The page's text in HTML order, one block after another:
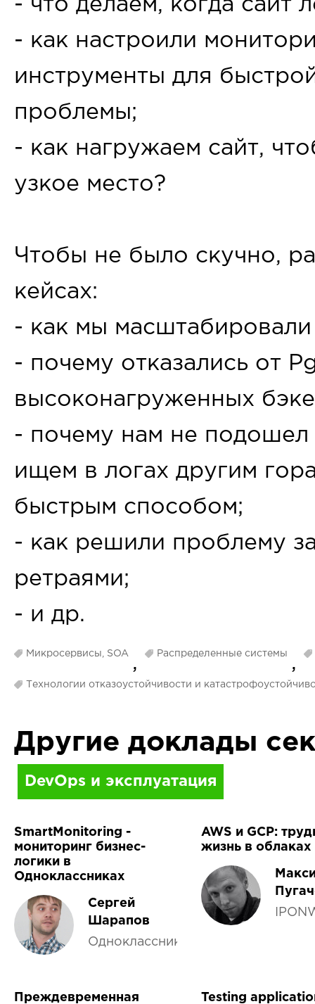
- что делаем, когда сайт
- как настроили
инструменты для
проблемы;
- как нагружаем сайт,
узкое место?
Чтобы не было скучно,
кейсах:
- как мы
- почему отказались от
высоконагруженных
- почему нам не подошел
ищем в логах другим
быстрым способом;
- как решили проблему
ретраями;
- и др.
Микросервисы, SOA , Распределенные системы ,
Технологии отказоустойчивости и
Другие доклады
DevOps и эксплуатация
SmartMonitoring -
мониторинг бизнес-
логики в
Одноклассниках
Сергей
Шарапов
Одноклассники
AWS и GCP:
жизнь в облаках
Преждевременная
Testing